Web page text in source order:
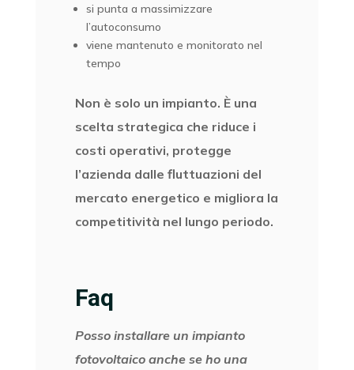
si punta a massimizzare
l’autoconsumo
viene mantenuto e monitorato nel
tempo
Non è solo un impianto. È una
scelta strategica che riduce i
costi operativi, protegge
l’azienda dalle fluttuazioni del
mercato energetico e migliora la
competitività nel lungo periodo.
Faq
Posso installare un impianto
fotovoltaico anche se ho una